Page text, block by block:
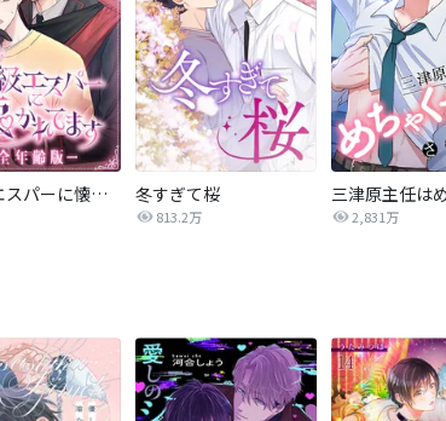
S級エスパーに懐かれてます【全年齢版】 冬すぎて桜
813.2万 2,831万